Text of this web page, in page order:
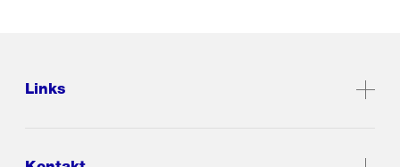
Links